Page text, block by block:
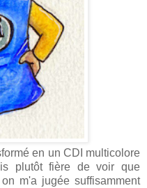
en un CDI multicolore
plutôt fière de voir que
m'a jugée suffisamment